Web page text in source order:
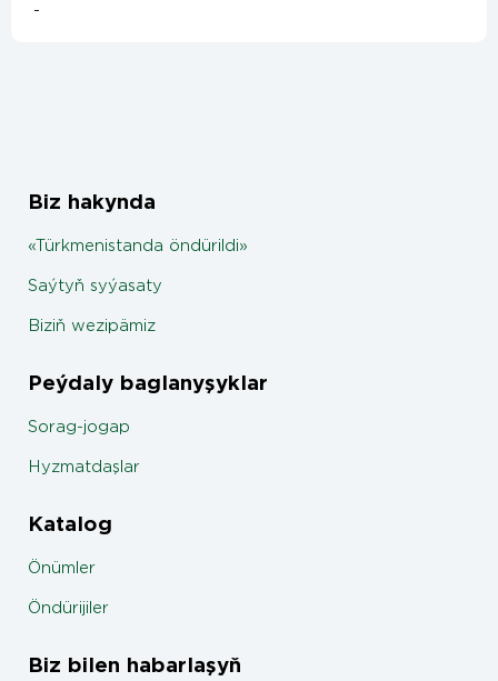
-
Biz hakynda
«Türkmenistanda öndürildi»
Saýtyň syýasaty
Biziň wezipämiz
Peýdaly baglanyşyklar
Sorag-jogap
Hyzmatdaşlar
Katalog
Önümler
Öndürijiler
Biz bilen habarlaşyň